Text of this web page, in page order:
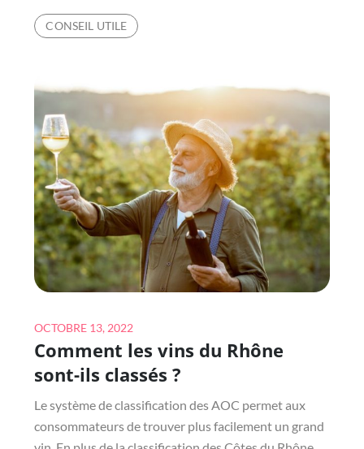
UN
CHAT
MANGER
DES
CROQUETTES
DE
RÉGIME
?
CONSEIL UTILE
Posted
on
OCTOBRE 13, 2022
Comment les vins du Rhône
sont-ils classés ?
Le système de classification des AOC permet aux
consommateurs de trouver plus facilement un grand